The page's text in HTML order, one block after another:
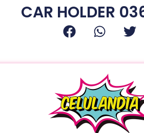
CAR HOLDER